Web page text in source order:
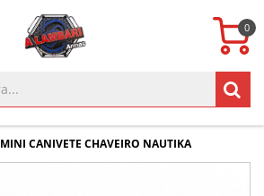
0
MINI CANIVETE CHAVEIRO NAUTIKA